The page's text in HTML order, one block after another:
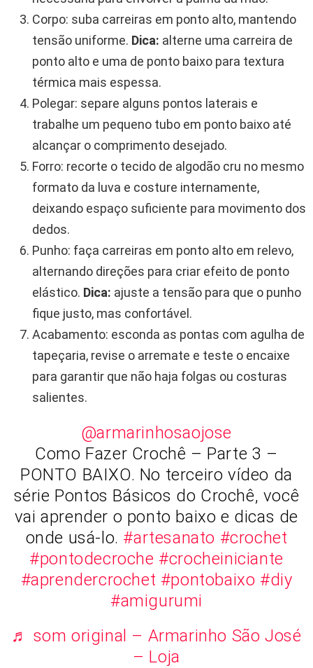
Corpo: suba carreiras em ponto alto, mantendo
tensão uniforme. Dica: alterne uma carreira de
ponto alto e uma de ponto baixo para textura
térmica mais espessa.
Polegar: separe alguns pontos laterais e
trabalhe um pequeno tubo em ponto baixo até
alcançar o comprimento desejado.
Forro: recorte o tecido de algodão cru no mesmo
formato da luva e costure internamente,
deixando espaço suficiente para movimento dos
dedos.
Punho: faça carreiras em ponto alto em relevo,
alternando direções para criar efeito de ponto
elástico. Dica: ajuste a tensão para que o punho
fique justo, mas confortável.
Acabamento: esconda as pontas com agulha de
tapeçaria, revise o arremate e teste o encaixe
para garantir que não haja folgas ou costuras
salientes.
@armarinhosaojose
Como Fazer Crochê – Parte 3 –
PONTO BAIXO. No terceiro vídeo da
série Pontos Básicos do Crochê, você
vai aprender o ponto baixo e dicas de
onde usá-lo. #artesanato #crochet
#pontodecroche #crocheiniciante
#aprendercrochet #pontobaixo #diy
#amigurumi
♬ som original – Armarinho São José
– Loja